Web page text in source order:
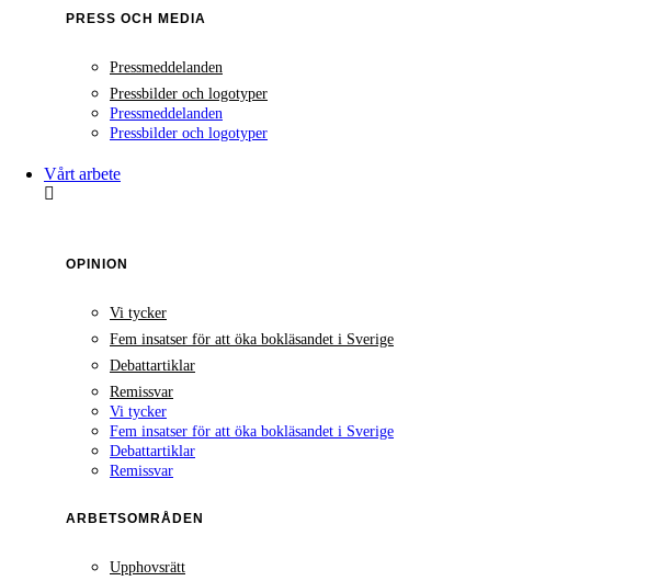
PRESS OCH MEDIA
Pressmeddelanden
Pressbilder och logotyper
Pressmeddelanden
Pressbilder och logotyper
Vårt arbete
OPINION
Vi tycker
Fem insatser för att öka bokläsandet i Sverige
Debattartiklar
Remissvar
Vi tycker
Fem insatser för att öka bokläsandet i Sverige
Debattartiklar
Remissvar
ARBETSOMRÅDEN
Upphovsrätt